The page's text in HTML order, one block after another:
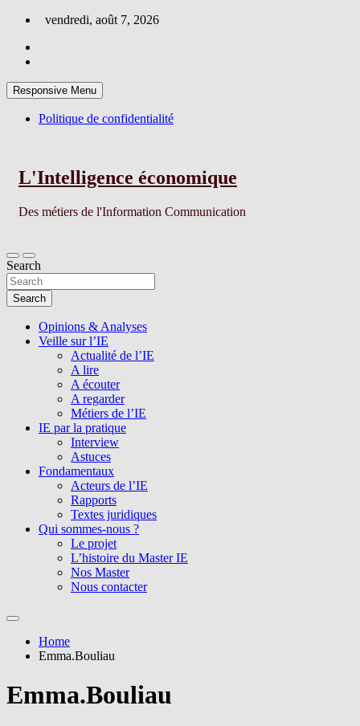
Skip
content
vendredi, août 7, 2026
Responsive Menu
Politique de confidentialité
L'Intelligence économique
Des métiers de l'Information Communication
Search
Search
Opinions & Analyses
Veille sur l’IE
Actualité de l’IE
A lire
A écouter
A regarder
Métiers de l’IE
IE par la pratique
Interview
Astuces
Fondamentaux
Acteurs de l’IE
Rapports
Textes juridiques
Qui sommes-nous ?
Le projet
L’histoire du Master IE
Nos Master
Nous contacter
Home
Emma.Bouliau
Emma.Bouliau